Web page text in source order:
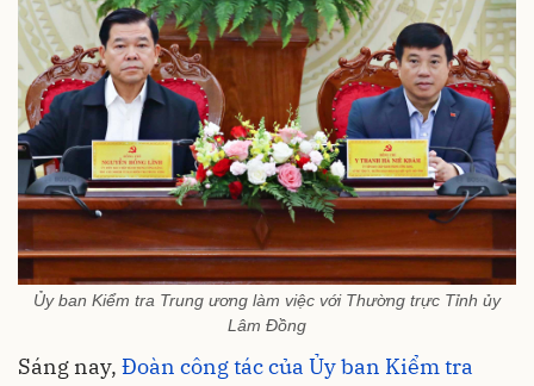
Ủy ban Kiểm tra Trung ương làm việc với Thường trực Tỉnh ủy
Lâm Đồng
Sáng nay, Đoàn công tác của Ủy ban Kiểm tra